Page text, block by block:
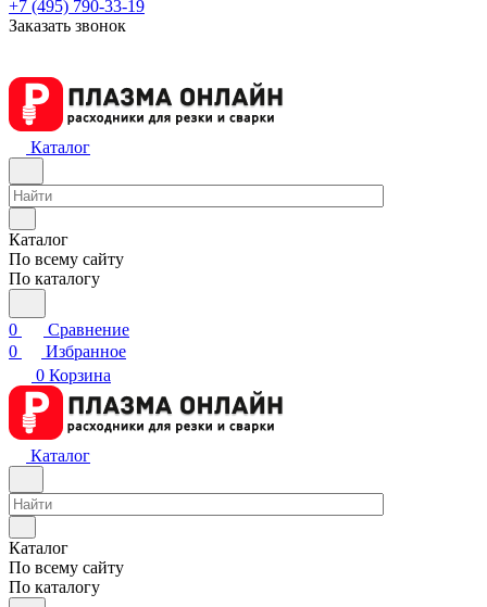
+7 (495) 790-33-19
Заказать звонок
Каталог
Каталог
По всему сайту
По каталогу
0
Сравнение
0
Избранное
0 Корзина
Каталог
Каталог
По всему сайту
По каталогу